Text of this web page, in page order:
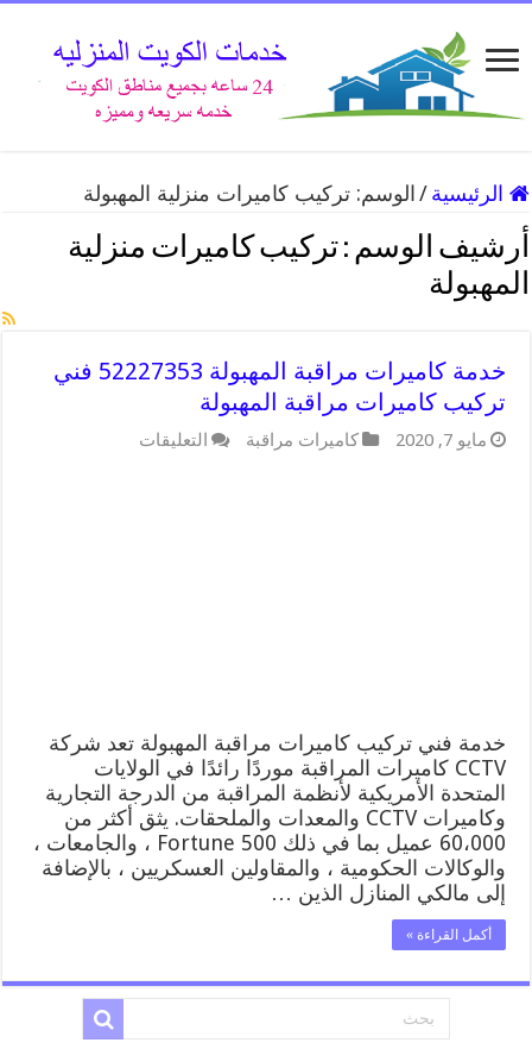
الرئيسية / الوسم:تركيب كاميرات منزلية المهبولة
أرشيف الوسم :تركيب كاميرات منزلية
المهبولة
خدمة كاميرات مراقبة المهبولة 52227353 فني
تركيب كاميرات مراقبة المهبولة
مايو 7, 2020 كاميرات مراقبة التعليقات
خدمة فني تركيب كاميرات مراقبة المهبولة تعد شركة
CCTV كاميرات المراقبة موردًا رائدًا في الولايات
المتحدة الأمريكية لأنظمة المراقبة من الدرجة التجارية
وكاميرات CCTV والمعدات والملحقات. يثق أكثر من
60،000 عميل بما في ذلك Fortune 500 ، والجامعات ،
والوكالات الحكومية ، والمقاولين العسكريين ، بالإضافة
إلى مالكي المنازل الذين …
أكمل القراءة »